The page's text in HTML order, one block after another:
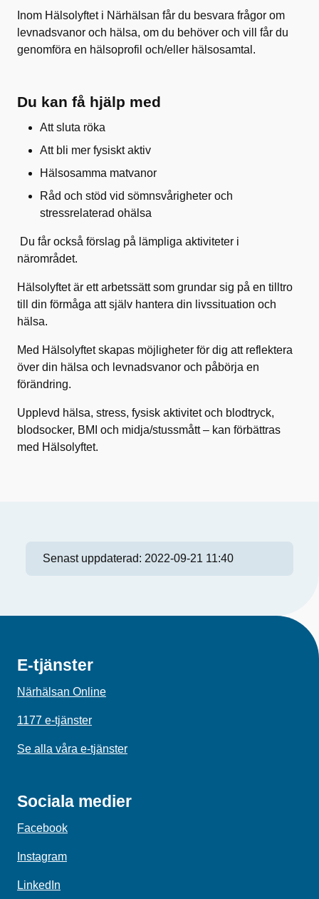
Inom Hälsolyftet i Närhälsan får du besvara frågor om
levnadsvanor och hälsa, om du behöver och vill får du
genomföra en hälsoprofil och/eller hälsosamtal.
Du kan få hjälp med
Att sluta röka
Att bli mer fysiskt aktiv
Hälsosamma matvanor
Råd och stöd vid sömnsvårigheter och
stressrelaterad ohälsa
Du får också förslag på lämpliga aktiviteter i
närområdet.
Hälsolyftet är ett arbetssätt som grundar sig på en tilltro
till din förmåga att själv hantera din livssituation och
hälsa.
Med Hälsolyftet skapas möjligheter för dig att reflektera
över din hälsa och levnadsvanor och påbörja en
förändring.
Upplevd hälsa, stress, fysisk aktivitet och blodtryck,
blodsocker, BMI och midja/stussmått – kan förbättras
med Hälsolyftet.
Senast uppdaterad: 2022-09-21 11:40
E-tjänster
Närhälsan Online
1177 e-tjänster
Se alla våra e-tjänster
Sociala medier
Facebook
Instagram
LinkedIn